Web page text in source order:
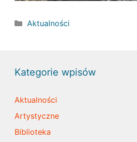
Kategorie
Aktualności
Kategorie wpisów
Aktualności
Artystyczne
Biblioteka